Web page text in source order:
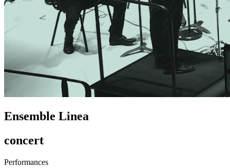
Ensemble Linea
concert
Performances